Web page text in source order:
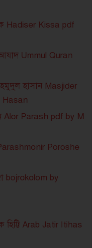
Hadiser Kissa pdf
Ummul Quran
হাসান Masjider
Hasan
Parash pdf by M
Poroshe
bojrokolom by
Arab Jatir Itihas